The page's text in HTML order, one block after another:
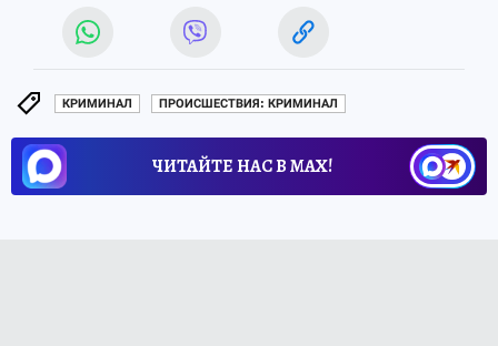
КРИМИНАЛ ПРОИСШЕСТВИЯ: КРИМИНАЛ
ЧИТАЙТЕ НАС В МАХ!